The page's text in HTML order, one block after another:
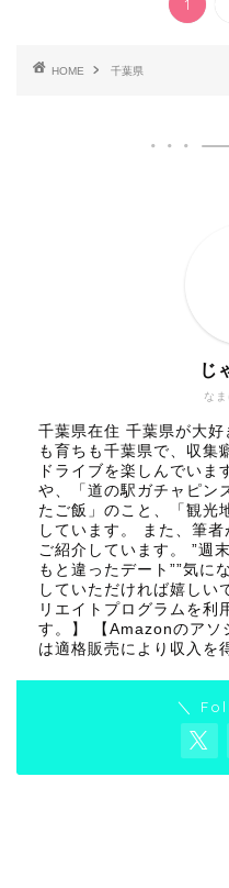
1
HOME 千葉県
な
じ
千葉県在住 千葉県が大
も育ちも千葉県で、収集
ドライブを楽しんでいま
や、「道の駅ガチャピン
たご飯」のこと、「観光
しています。 また、筆
ご紹介しています。 ”週
もと違ったデート””気に
していただければ嬉しい
リエイトプログラムを利
す。】 【Amazonのア
は適格販売により収入を
＼